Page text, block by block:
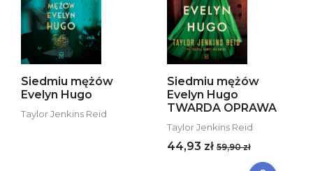
Siedmiu mężów
Evelyn Hugo
Taylor Jenkins Reid
Siedmiu mężów
Evelyn Hugo
TWARDA OPRAWA
Taylor Jenkins Reid
44,93 zł 59,90 zł